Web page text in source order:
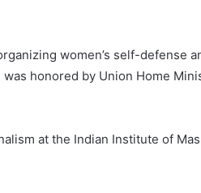
women’s self-defense
honored by Union Home
at the Indian Institute of